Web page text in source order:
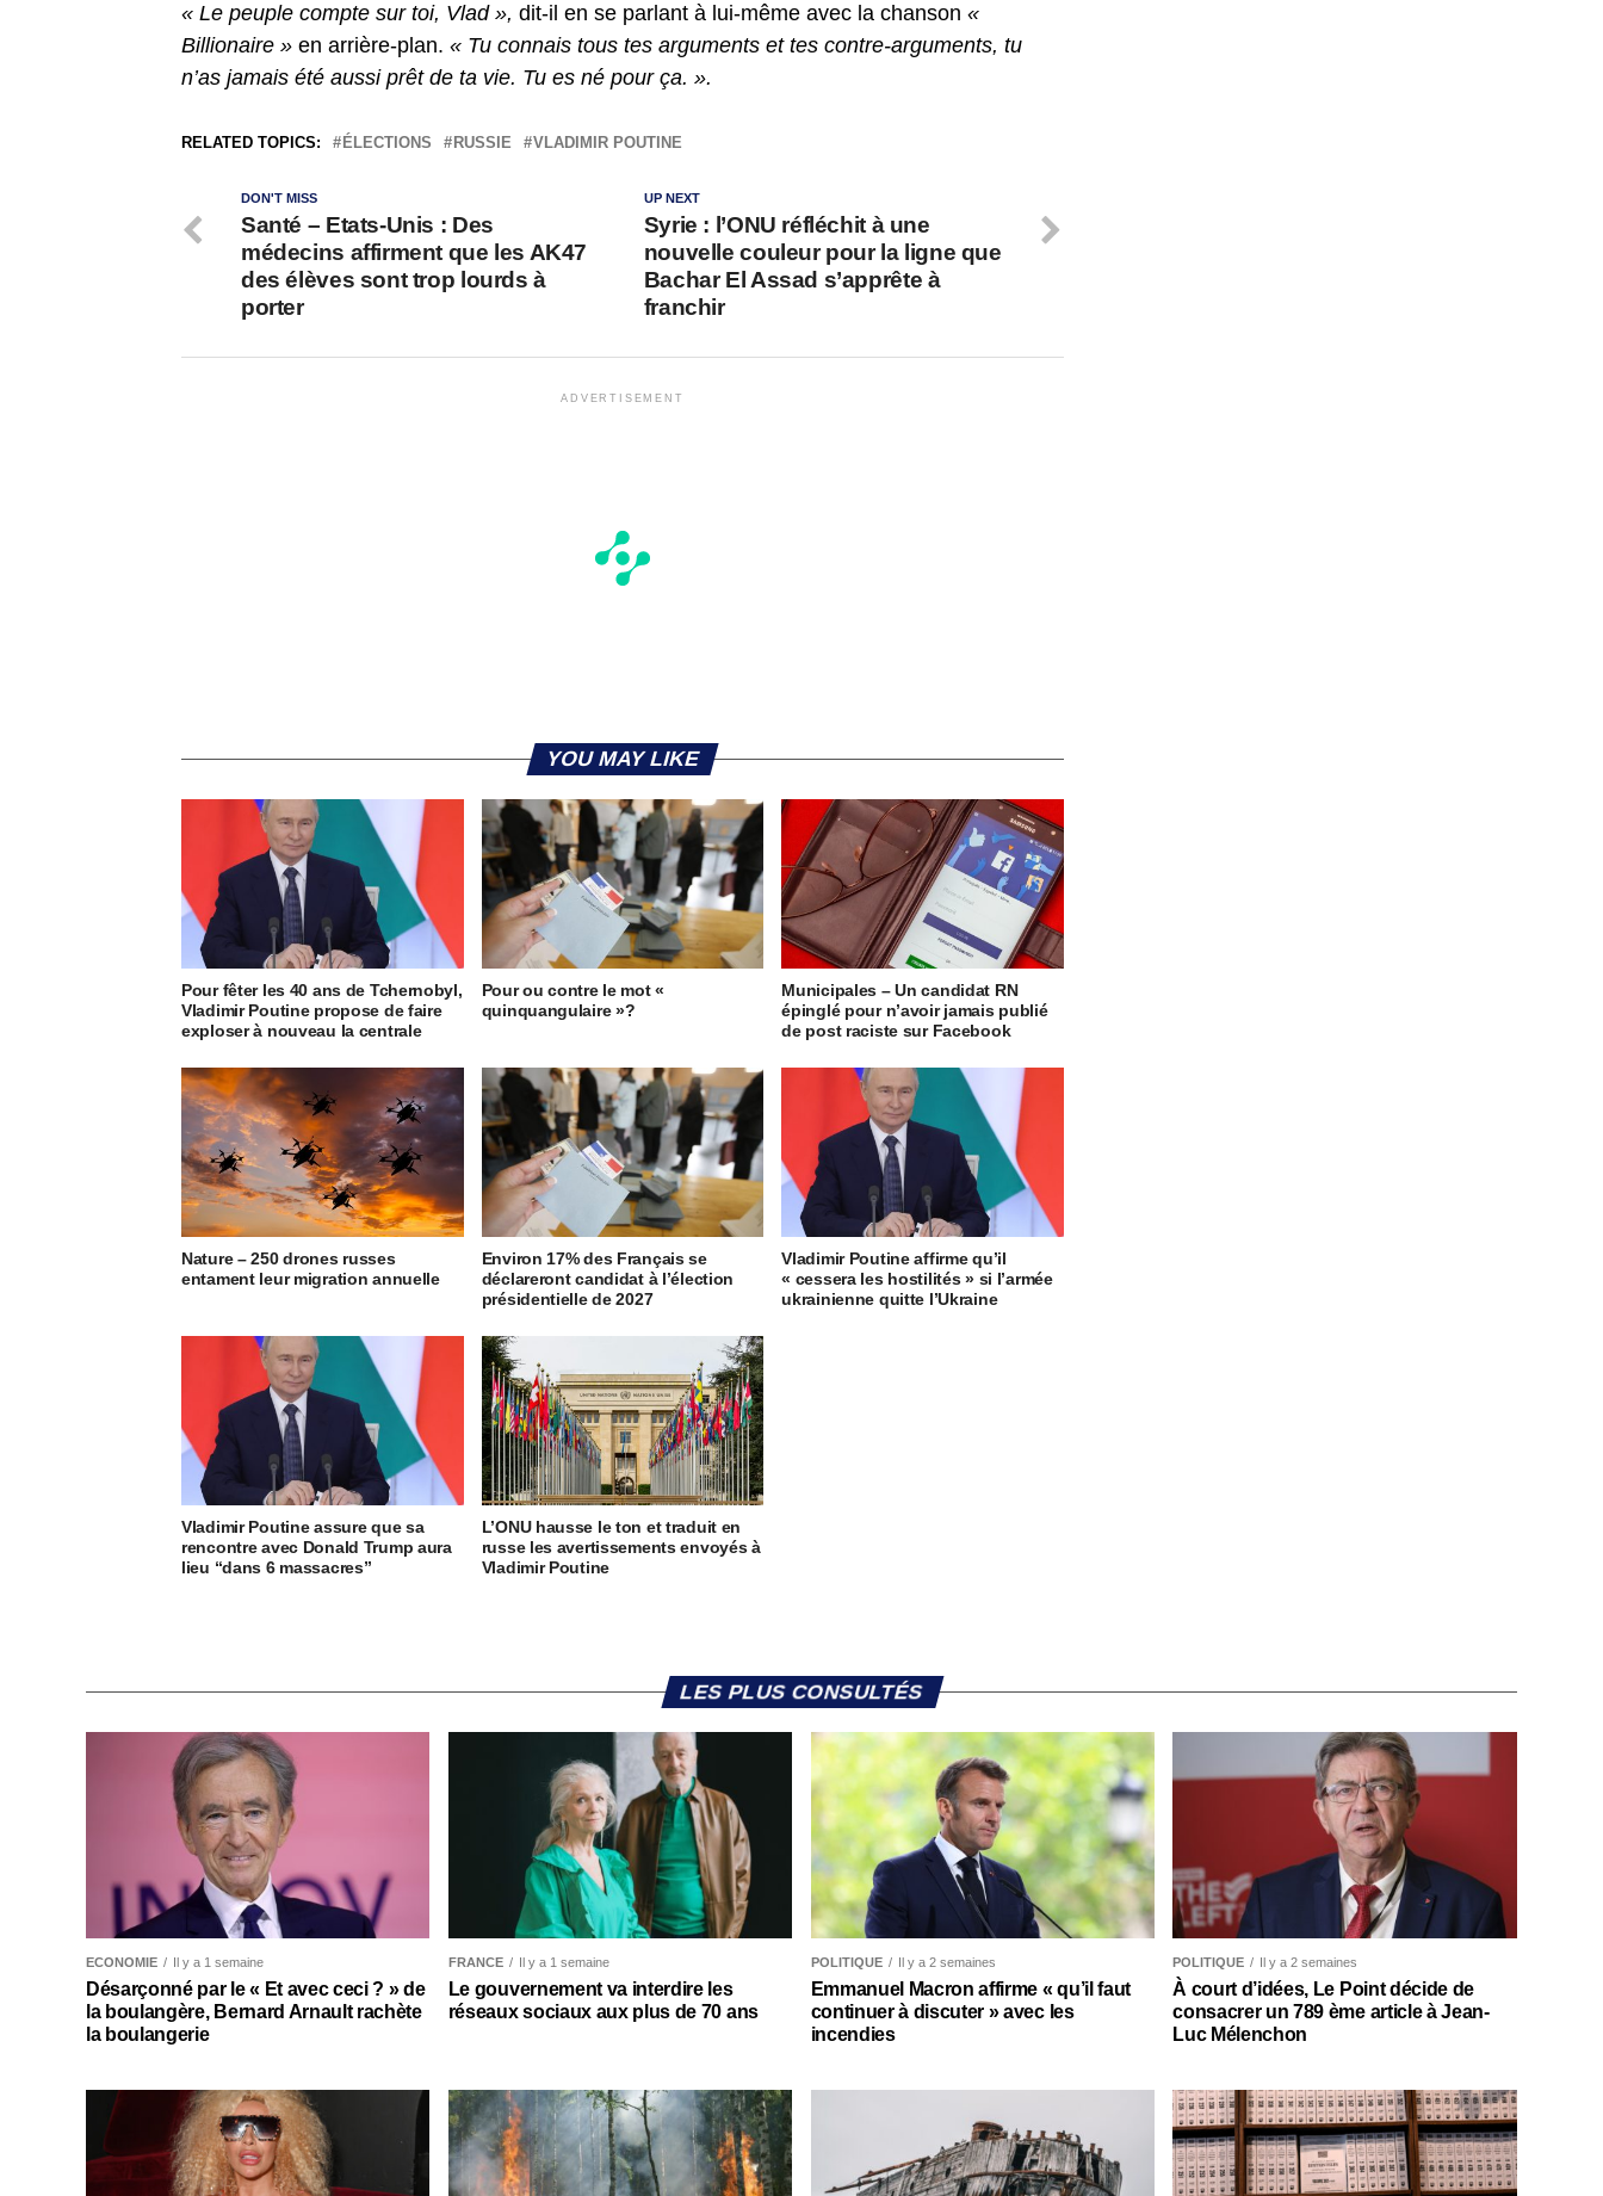
« Le peuple compte sur toi, Vlad », dit-il en se parlant à lui-même avec la chanson «
Billionaire » en arrière-plan. « Tu connais tous tes arguments et tes contre-arguments, tu
n’as jamais été aussi prêt de ta vie. Tu es né pour ça. ».
RELATED TOPICS: ÉLECTIONS RUSSIE VLADIMIR POUTINE
UP NEXT
Syrie : l’ONU réfléchit à une
nouvelle couleur pour la ligne que
Bachar El Assad s’apprête à
franchir
DON'T MISS
Santé – Etats-Unis : Des
médecins affirment que les AK47
des élèves sont trop lourds à
porter
ADVERTISEMENT
YOU MAY LIKE
Pour fêter les 40 ans de Tchernobyl,
Vladimir Poutine propose de faire
exploser à nouveau la centrale
Pour ou contre le mot «
quinquangulaire »?
Municipales – Un candidat RN
épinglé pour n’avoir jamais publié
de post raciste sur Facebook
Nature – 250 drones russes
entament leur migration annuelle
Environ 17% des Français se
déclareront candidat à l’élection
présidentielle de 2027
Vladimir Poutine affirme qu’il
« cessera les hostilités » si l’armée
ukrainienne quitte l’Ukraine
Vladimir Poutine assure que sa
rencontre avec Donald Trump aura
lieu “dans 6 massacres”
L’ONU hausse le ton et traduit en
russe les avertissements envoyés à
Vladimir Poutine
LES PLUS CONSULTÉS
ECONOMIE Il y a 1 semaine
Désarçonné par le « Et avec ceci ? » de
la boulangère, Bernard Arnault rachète
la boulangerie
FRANCE Il y a 1 semaine
Le gouvernement va interdire les
réseaux sociaux aux plus de 70 ans
POLITIQUE Il y a 2 semaines
Emmanuel Macron affirme « qu’il faut
continuer à discuter » avec les
incendies
POLITIQUE Il y a 2 semaines
À court d’idées, Le Point décide de
consacrer un 789 ème article à Jean-
Luc Mélenchon